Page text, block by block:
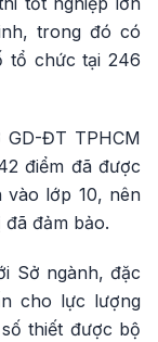
trong đó có
tổ chức tại 246
GD-ĐT TPHCM
điểm đã được
vào lớp 10, nên
đảm bảo.
Sở ngành, đặc
cho lực lượng
thiết được bộ